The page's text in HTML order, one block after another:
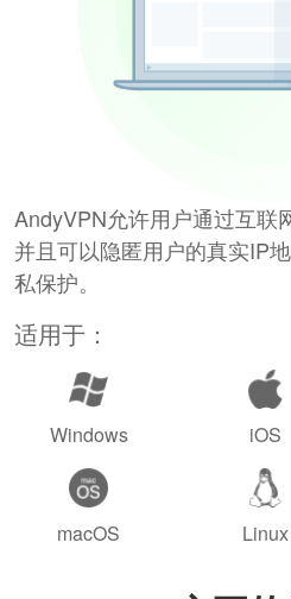
AndyVPN允许用户通过互联
并且可以隐匿用户的真实IP
私保护。
适用于：
Windows iOS
macOS Linux